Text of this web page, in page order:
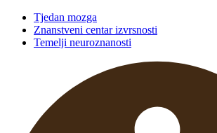
Tjedan mozga
Znanstveni centar izvrsnosti
Temelji neuroznanosti